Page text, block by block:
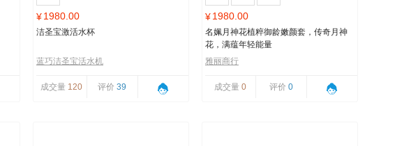
¥1980.00
洁圣宝激活水杯
蓝巧洁圣宝活水机
成交量 120 评价39
¥1980.00
名姵月神花植粹御龄嫩颜套，传奇月神
花，满蕴年轻能量
雅丽商行
成交量 0 评价 0